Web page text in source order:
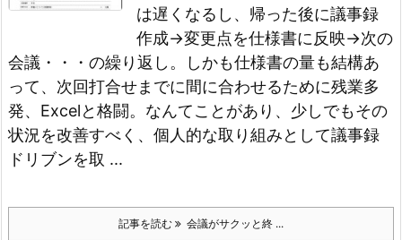
は遅くなるし、帰った後に議事録
作成→変更点を仕様書に反映→次の
会議・・・の繰り返し。
しかも仕様書の量も結構あ
って、次回打合せまでに間に合わせるために残業多
発、Excelと格闘。 なんてことがあり、少しでもその
状況を改善すべく、個人的な取り組みとして議事録
ドリブンを取 ...
記事を読む 会議がサクッと終 ...